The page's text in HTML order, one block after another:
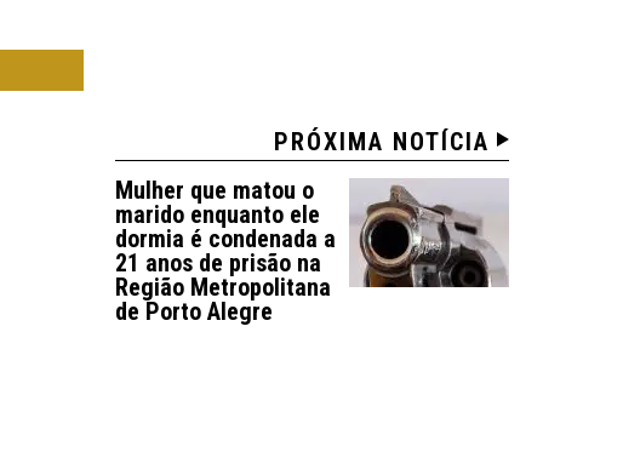
PRÓXIMA NOTÍCIA
Mulher que matou o
marido enquanto ele
dormia é condenada a
21 anos de prisão na
Região Metropolitana
de Porto Alegre